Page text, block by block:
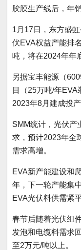
胶膜生产线后，年
1月17日，东方盛
伏EVA权益产能排
吨，将在2024年年
另据宝丰能源（
目（25万吨/年
2023年8月建成投产
SMM统计，光伏产
求，预计2023年全
需求高增。
EVA新产能建设和
年，下一轮产能集
EVA光伏料供需紧平
春节后随着光伏组
发泡和电缆料需求
至2万元/吨以上。